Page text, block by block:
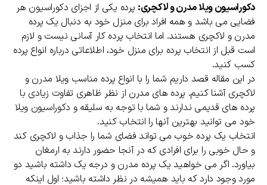
دکوراسیون ویلا مدرن و لاکچری: پرده یکی از اجزای دکوراسیون هر
فضایی می باشد و همه افراد برای منزل خود به دنبال یک پرده
مدرن و لاکچری هستند. اما انتخاب پرده کار آسانی نیست و لازم
است قبل از انتخاب پرده برای منزل خود، اطلاعاتی درباره انواع پرده
کسب کنید.
در این مقاله قصد داریم شما را با انواع پرده مناسب ویلا مدرن و
لاکچری آشنا کنیم. پرده های مدرن از نظر ظاهری تفاوت زیادی با
پرده های قدیمی ندارند و شما با توجه به سلیقه و دکوراسیون ویلا
خود می توانید بهترین آنها را انتخاب کنید.
انتخاب یک پرده خوب می تواند فضای شما را جذاب و لاکچری کند
و حال خوبی را برای افرادی که در آنجا حضور دارند به ارمغان
بیاورد. اگر می خواهید یک پرده مدرن و درجه یک داشته باشید دو
مورد وجود دارد که باید همیشه در نظر داشته باشید؛ اول اینکه